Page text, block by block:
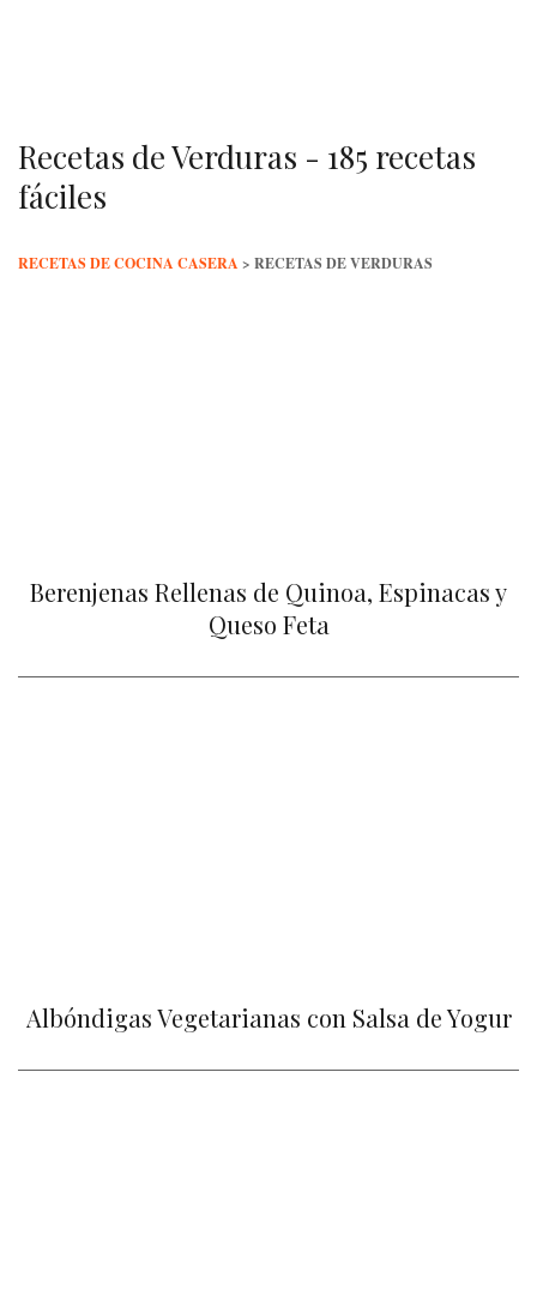
Recetas de Verduras - 185 recetas
fáciles
RECETAS DE COCINA CASERA > RECETAS DE VERDURAS
Berenjenas Rellenas de Quinoa, Espinacas y
Queso Feta
Albóndigas Vegetarianas con Salsa de Yogur